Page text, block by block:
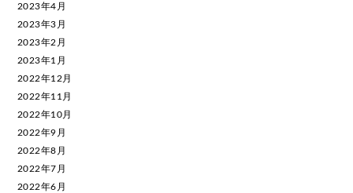
2023年4月
2023年3月
2023年2月
2023年1月
2022年12月
2022年11月
2022年10月
2022年9月
2022年8月
2022年7月
2022年6月